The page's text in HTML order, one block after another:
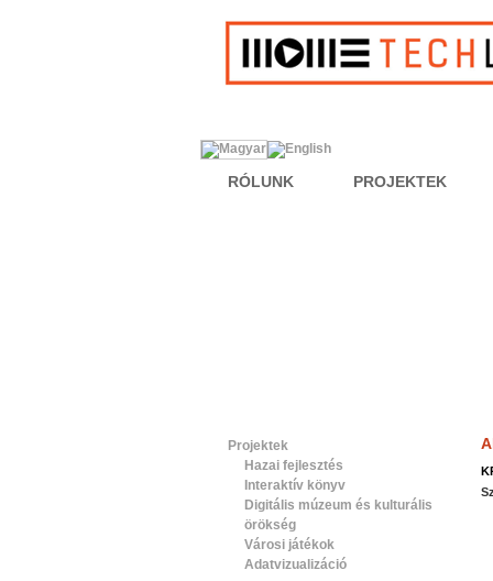
RÓLUNK PROJEKTEK
Projektek
Hazai fejlesztés
Interaktív könyv
Digitális múzeum és kulturális
örökség
Városi játékok
Adatvizualizáció